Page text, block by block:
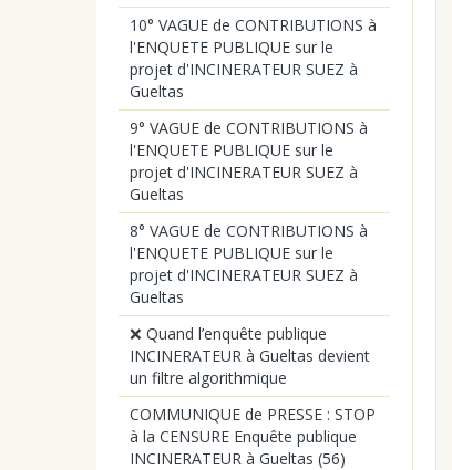
10° VAGUE de CONTRIBUTIONS à
l'ENQUETE PUBLIQUE sur le
projet d'INCINERATEUR SUEZ à
Gueltas
9° VAGUE de CONTRIBUTIONS à
l'ENQUETE PUBLIQUE sur le
projet d'INCINERATEUR SUEZ à
Gueltas
8° VAGUE de CONTRIBUTIONS à
l'ENQUETE PUBLIQUE sur le
projet d'INCINERATEUR SUEZ à
Gueltas
❌ Quand l’enquête publique
INCINERATEUR à Gueltas devient
un filtre algorithmique
COMMUNIQUE de PRESSE : STOP
à la CENSURE Enquête publique
INCINERATEUR à Gueltas (56)